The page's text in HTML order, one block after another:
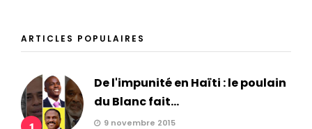
ARTICLES POPULAIRES
1
De l'impunité en Haïti : le poulain
du Blanc fait...
9 novembre 2015